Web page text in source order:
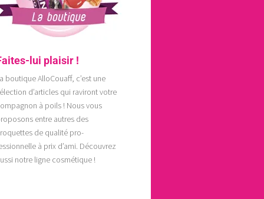
lui plaisir !
boutique AlloCouaff, c’est une
d’articles qui raviront votre
à poils ! Nous vous
entre autres des
de qualité pro-
à prix d’ami. Découvrez
notre ligne cosmétique !